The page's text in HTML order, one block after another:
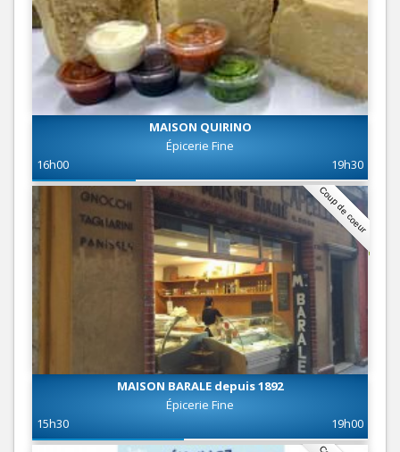
MAISON QUIRINO
Épicerie Fine
16h00
19h30
Coup de coeur
MAISON BARALE depuis 1892
Épicerie Fine
15h30
19h00